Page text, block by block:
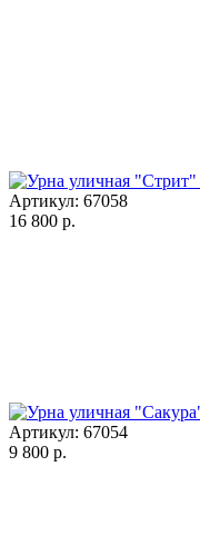
Артикул: 67058
16 800 р.
Артикул: 67054
9 800 р.